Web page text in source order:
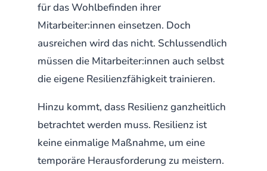
für das Wohlbefinden ihrer
Mitarbeiter:innen einsetzen. Doch
ausreichen wird das nicht. Schlussendlich
müssen die Mitarbeiter:innen auch selbst
die eigene Resilienzfähigkeit trainieren.
Hinzu kommt, dass Resilienz ganzheitlich
betrachtet werden muss. Resilienz ist
keine einmalige Maßnahme, um eine
temporäre Herausforderung zu meistern.